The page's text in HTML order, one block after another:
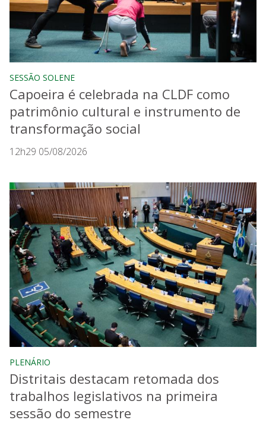
SESSÃO SOLENE
Capoeira é celebrada na CLDF como
patrimônio cultural e instrumento de
transformação social
12h29 05/08/2026
PLENÁRIO
Distritais destacam retomada dos
trabalhos legislativos na primeira
sessão do semestre